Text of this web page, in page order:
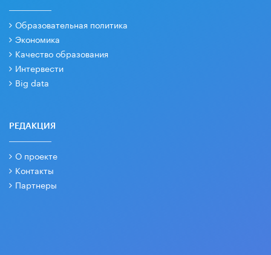
Образовательная политика
Экономика
Качество образования
Интервести
Big data
РЕДАКЦИЯ
О проекте
Контакты
Партнеры